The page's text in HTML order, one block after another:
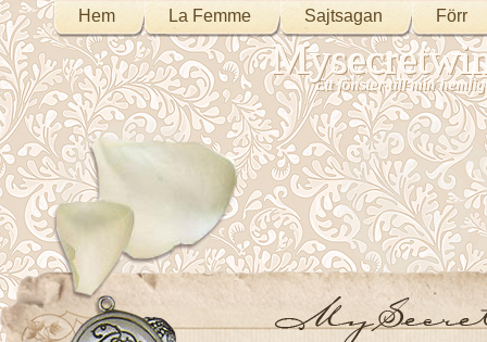
Hem La Femme Sajtsagan Förr
Ett fönster till min